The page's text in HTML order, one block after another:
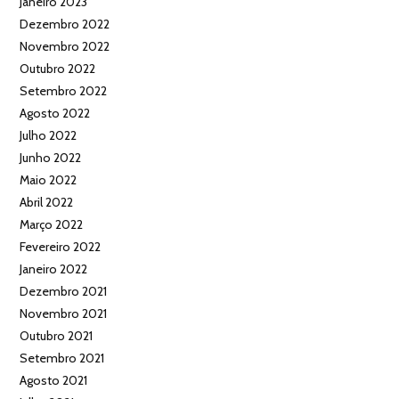
Dezembro 2022
Novembro 2022
Outubro 2022
Setembro 2022
Agosto 2022
Julho 2022
Junho 2022
Maio 2022
Abril 2022
Março 2022
Fevereiro 2022
Janeiro 2022
Dezembro 2021
Novembro 2021
Outubro 2021
Setembro 2021
Agosto 2021